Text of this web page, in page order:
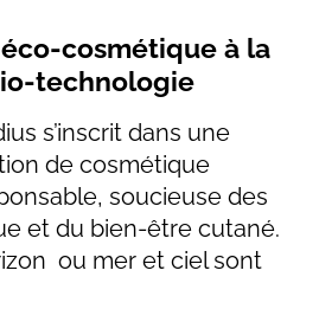
cosmétique à la
technologie
s’inscrit dans une
de cosmétique
soucieuse des
et du bien-être cutané.
ou mer et ciel sont